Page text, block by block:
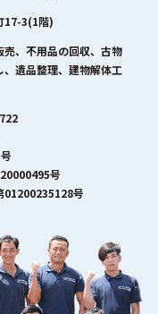
17-3(1階)
売、不用品の回収、古物
遺品整理、建物解体工
号
号